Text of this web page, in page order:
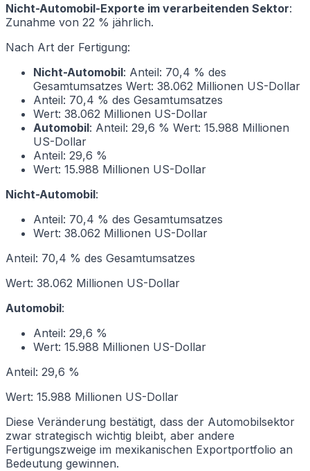
Nicht-Automobil-Exporte im verarbeitenden Sektor:
Zunahme von 22 % jährlich.
Nach Art der Fertigung:
Nicht-Automobil: Anteil: 70,4 % des
Gesamtumsatzes Wert: 38.062 Millionen US-Dollar
Anteil: 70,4 % des Gesamtumsatzes
Wert: 38.062 Millionen US-Dollar
Automobil: Anteil: 29,6 % Wert: 15.988 Millionen
US-Dollar
Anteil: 29,6 %
Wert: 15.988 Millionen US-Dollar
Nicht-Automobil:
Anteil: 70,4 % des Gesamtumsatzes
Wert: 38.062 Millionen US-Dollar
Anteil: 70,4 % des Gesamtumsatzes
Wert: 38.062 Millionen US-Dollar
Automobil:
Anteil: 29,6 %
Wert: 15.988 Millionen US-Dollar
Anteil: 29,6 %
Wert: 15.988 Millionen US-Dollar
Diese Veränderung bestätigt, dass der Automobilsektor
zwar strategisch wichtig bleibt, aber andere
Fertigungszweige im mexikanischen Exportportfolio an
Bedeutung gewinnen.